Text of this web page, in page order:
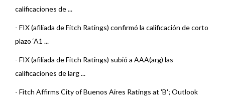
calificaciones de ...
- FIX (afiliada de Fitch Ratings) confirmó la calificación de corto
plazo ‘A1 ...
- FIX (afiliada de Fitch Ratings) subió a AAA(arg) las
calificaciones de larg ...
- Fitch Affirms City of Buenos Aires Ratings at 'B'; Outlook